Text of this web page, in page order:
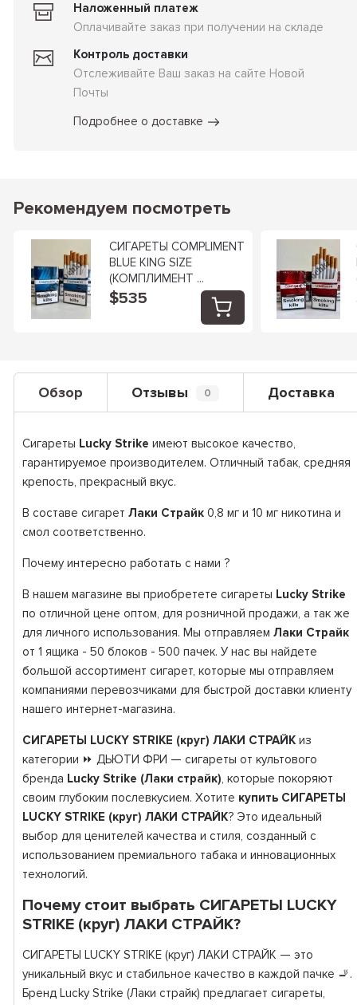
Наложенный платеж
Оплачивайте заказ при получении на складе
Контроль доставки
Отслеживайте Ваш заказ на сайте Новой
Почты
Подробнее о доставке
Рекомендуем посмотреть
СИГАРЕТЫ COMPLIMENT
BLUE KING SIZE
(КОМПЛИМЕНТ ...
$535
Обзор Отзывы 0 Доставка
Сигареты Lucky Strike имеют высокое качество,
гарантируемое производителем. Отличный табак, средняя
крепость, прекрасный вкус.
В составе сигарет Лаки Страйк0,8 мг и 10 мг никотина и
смол соответственно.
Почему интересно работать с нами ?
В нашем магазине вы приобретете сигареты Lucky Strike
по отличной цене оптом, для розничной продажи, а так же
для личного использования. Мы отправляем Лаки Страйк
от 1 ящика - 50 блоков - 500 пачек. У нас вы найдете
большой ассортимент сигарет, которые мы отправляем
компаниями перевозчиками для быстрой доставки клиенту
нашего интернет-магазина.
СИГАРЕТЫ LUCKY STRIKE (круг) ЛАКИ СТРАЙКиз
категории ⏩ ДЬЮТИ ФРИ — сигареты от культового
бренда Lucky Strike (Лаки страйк), которые покоряют
своим глубоким послевкусием. Хотите купить СИГАРЕТЫ
LUCKY STRIKE (круг) ЛАКИ СТРАЙК? Это идеальный
выбор для ценителей качества и стиля, созданный с
использованием премиального табака и инновационных
технологий.
Почему стоит выбрать СИГАРЕТЫ LUCKY
STRIKE (круг) ЛАКИ СТРАЙК?
СИГАРЕТЫ LUCKY STRIKE (круг) ЛАКИ СТРАЙК — это
уникальный вкус и стабильное качество в каждой пачке 🚬.
Бренд Lucky Strike (Лаки страйк) предлагает сигареты,